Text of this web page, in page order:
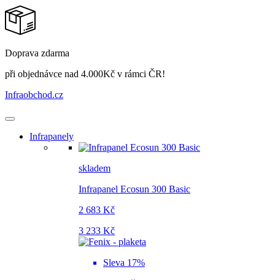
Doprava zdarma
při objednávce nad 4.000Kč v rámci ČR!
Infraobchod.cz
Infrapanely
skladem
Infrapanel Ecosun 300 Basic
2 683 Kč
3 233 Kč
Sleva 17%